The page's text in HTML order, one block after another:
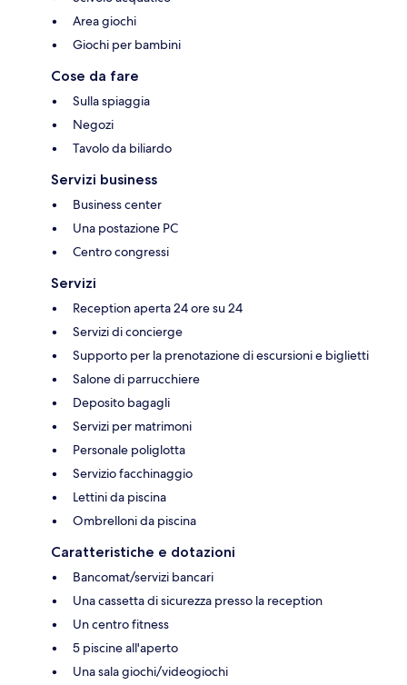
Area giochi
Giochi per bambini
Cose da fare
Sulla spiaggia
Negozi
Tavolo da biliardo
Servizi business
Business center
Una postazione PC
Centro congressi
Servizi
Reception aperta 24 ore su 24
Servizi di concierge
Supporto per la prenotazione di escursioni e biglietti
Salone di parrucchiere
Deposito bagagli
Servizi per matrimoni
Personale poliglotta
Servizio facchinaggio
Lettini da piscina
Ombrelloni da piscina
Caratteristiche e dotazioni
Bancomat/servizi bancari
Una cassetta di sicurezza presso la reception
Un centro fitness
5 piscine all'aperto
Una sala giochi/videogiochi